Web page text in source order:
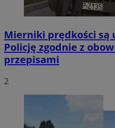
Mierniki prędkości są
Policję zgodnie z
przepisami
2